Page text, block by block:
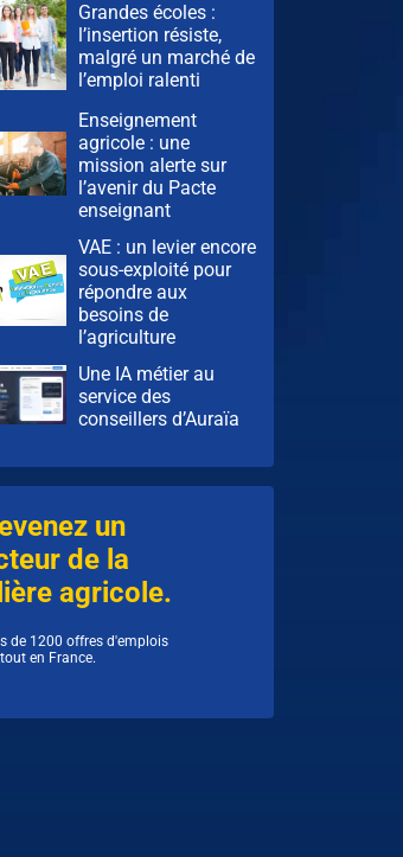
Grandes écoles :
l’insertion résiste,
malgré un marché de
l’emploi ralenti
Enseignement
agricole : une
mission alerte sur
l’avenir du Pacte
enseignant
VAE : un levier encore
sous-exploité pour
répondre aux
besoins de
l’agriculture
Une IA métier au
service des
conseillers d’Auraïa
un
de la
agricole.
de 1200 offres d'emplois
en France.